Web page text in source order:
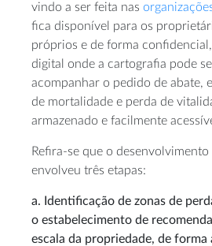
vindo a ser feita nas
fica disponível para os
próprios e de forma
digital onde a cartografia pode
acompanhar o pedido de abate,
de mortalidade e perda de
armazenado e facilmente
Refira-se que o
envolveu três etapas:
a. Identificação de zonas de
o estabelecimento de
escala da propriedade, de